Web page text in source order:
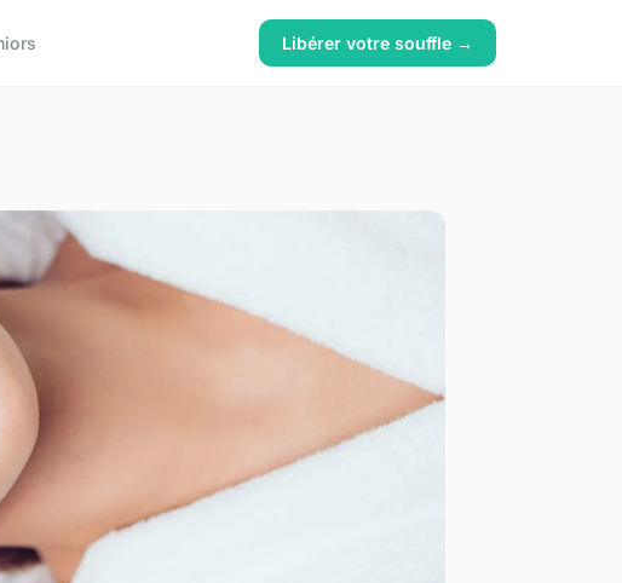
Libérer votre souffle →